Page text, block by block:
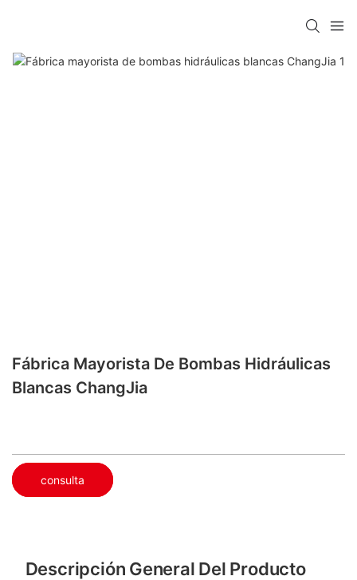
Fábrica Mayorista De Bombas Hidráulicas
Blancas ChangJia
consulta
Descripción General Del Producto